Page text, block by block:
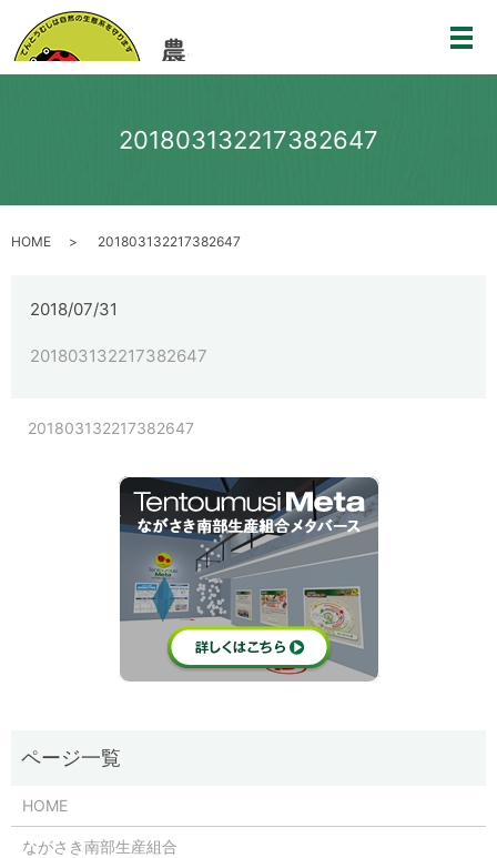
メ
201803132217382647
HOME 201803132217382647
2018/07/31
201803132217382647
201803132217382647
HOME
ながさき南部生産組合